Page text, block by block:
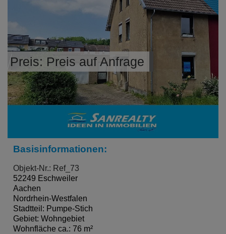
Basisinformationen:
Objekt-Nr.: Ref_73
52249 Eschweiler
Aachen
Nordrhein-Westfalen
Stadtteil: Pumpe-Stich
Gebiet: Wohngebiet
Preis: Preis auf Anfrage
Wohnfläche ca.: 76 m²